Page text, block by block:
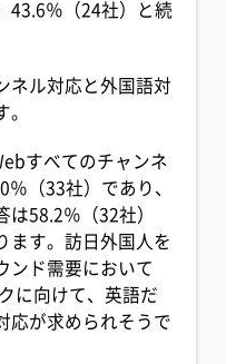
43.6％（24社）と続
ネル対応と外国語対
。
すべてのチャンネ
（33社）であり、
58.2％（32社）
ます。訪日外国人を
ンド需要において
に向けて、英語だ
応が求められそうで